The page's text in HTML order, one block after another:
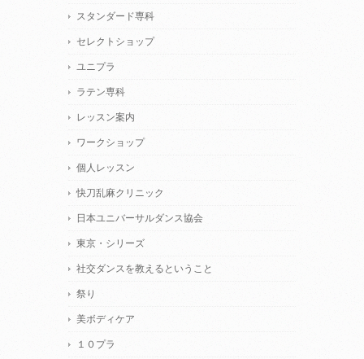
スタンダード専科
セレクトショップ
ユニプラ
ラテン専科
レッスン案内
ワークショップ
個人レッスン
快刀乱麻クリニック
日本ユニバーサルダンス協会
東京・シリーズ
社交ダンスを教えるということ
祭り
美ボディケア
１０プラ